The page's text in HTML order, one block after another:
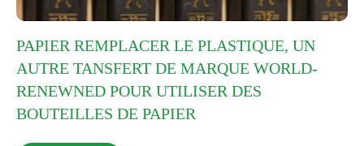
PAPIER REMPLACER LE PLASTIQUE, UN
AUTRE TANSFERT DE MARQUE WORLD-
RENEWNED POUR UTILISER DES
BOUTEILLES DE PAPIER